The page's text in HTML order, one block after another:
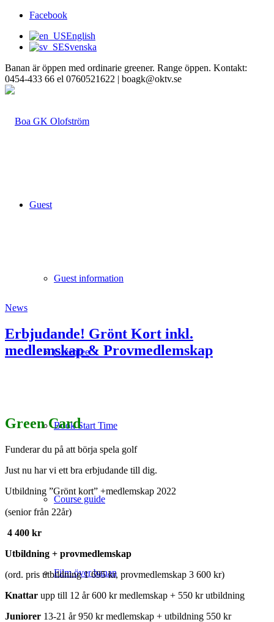
Facebook
English
Svenska
Banan är öppen med ordinarie greener. Range öppen. Kontakt:
0454-433 66 el 0760521622 | boagk@oktv.se
Guest
Guest information
Greenfee
Book Start Time
Course guide
Film över banan
News
Erbjudande! Grönt Kort inkl.
medlemskap & Provmedlemskap
Green Card
Funderar du på att börja spela golf
Just nu har vi ett bra erbjudande till dig.
Utbildning ”Grönt kort” +medlemskap 2022
(senior från 22år)
4 400 kr
Utbildning + provmedlemskap
(ord. pris utbildning 1 695 kr, provmedlemskap 3 600 kr)
Knattar upp till 12 år 600 kr medlemskap + 550 kr utbildning
Juniorer 13-21 år 950 kr medlemskap + utbildning 550 kr